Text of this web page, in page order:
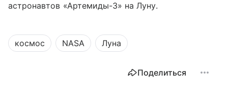
астронавтов «Артемиды-3» на Луну.
космос NASA Луна
Поделиться